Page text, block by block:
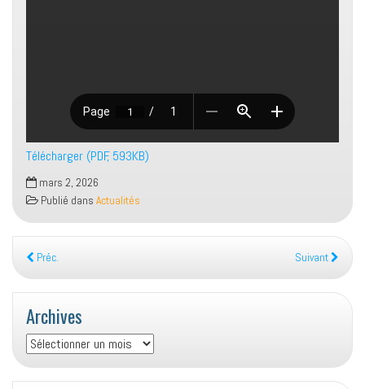
Télécharger (PDF, 593KB)
mars 2, 2026
Publié dans Actualités
Préc. Suivant
Archives
Archives